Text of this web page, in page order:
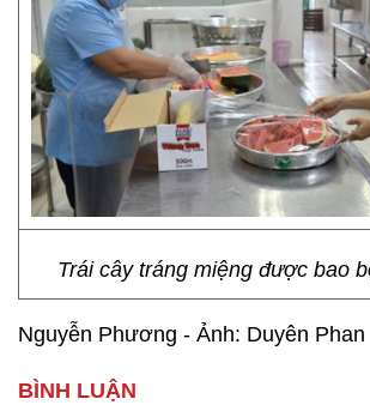
Trái cây tráng miệng được bao
Nguyễn Phương - Ảnh: Duyên Phan